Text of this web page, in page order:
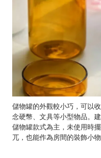
儲物罐的外觀較小巧，可以
念硬幣、文具等小型物品。
儲物罐款式為主，未使用時
兀，也能作為房間的裝飾小物